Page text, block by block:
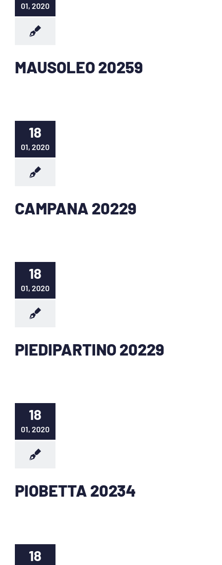
01, 2020
MAUSOLEO 20259
18
01, 2020
CAMPANA 20229
18
01, 2020
PIEDIPARTINO 20229
18
01, 2020
PIOBETTA 20234
18